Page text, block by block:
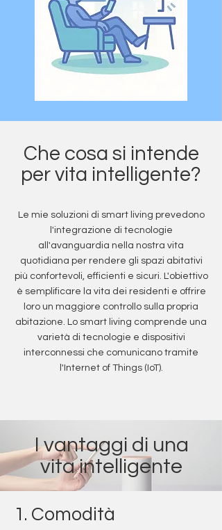
Che cosa si intende
per vita intelligente?
Le mie soluzioni di smart living prevedono
l'integrazione di tecnologie
all'avanguardia nella nostra vita
quotidiana per rendere gli spazi abitativi
più confortevoli, efficienti e sicuri. L'obiettivo
è semplificare la vita dei residenti e offrire
loro un maggiore controllo sulla propria
abitazione. Lo smart living comprende una
varietà di tecnologie e dispositivi
interconnessi che comunicano tramite
l'Internet of Things (IoT).
I vantaggi di una
vita intelligente
1. Comodità